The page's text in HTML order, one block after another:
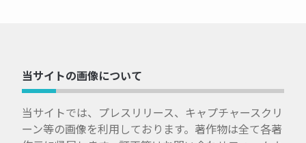
当サイトの画像について
当サイトでは、プレスリリース、キャプチャースクリ
ーン等の画像を利用しております。著作物は全て各著